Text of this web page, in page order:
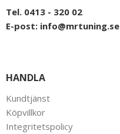
Tel. 0413 - 320 02
E-post: info@mrtuning.se
HANDLA
Kundtjänst
Köpvillkor
Integritetspolicy